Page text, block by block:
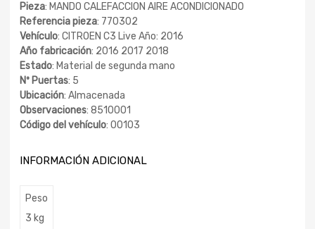
Pieza: MANDO CALEFACCION AIRE ACONDICIONADO
Referencia pieza: 770302
Vehículo: CITROEN C3 Live Año: 2016
Año fabricación: 2016 2017 2018
Estado: Material de segunda mano
Nº Puertas: 5
Ubicación: Almacenada
Observaciones: 8510001
Código del vehículo: 00103
INFORMACIÓN ADICIONAL
Peso
3 kg